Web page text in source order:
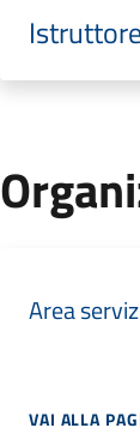
Area
VAI ALLA